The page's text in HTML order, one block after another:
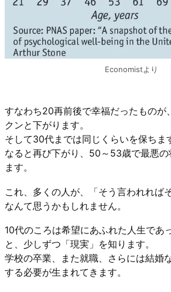
Economistより
すなわち20再前後で幸福だったものが
クンと下がります。
そして30代までは同じくらいを保ち
なると再び下がり、50～53歳で最悪
ます。
これ、多くの人が、「そう言われれば
なんて思うかもしれません。
10代のころは希望にあふれた人生であ
と、少しずつ「現実」を知ります。
学校の卒業、また就職、さらには結婚
する必要が生まれてきます。